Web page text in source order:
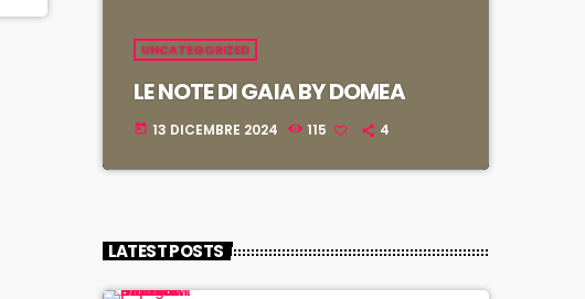
UNCATEGORIZED
LE NOTE DI GAIA BY DOMEA
today 13 DICEMBRE 2024 115 4
LATEST POSTS